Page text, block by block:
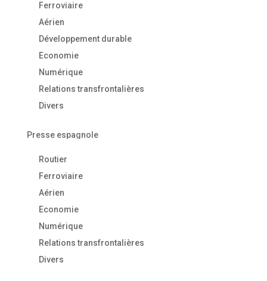
Ferroviaire
Aérien
Développement durable
Economie
Numérique
Relations transfrontalières
Divers
Presse espagnole
Routier
Ferroviaire
Aérien
Economie
Numérique
Relations transfrontalières
Divers